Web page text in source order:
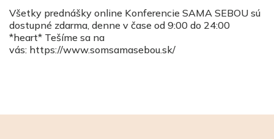
Všetky prednášky online Konferencie SAMA SEBOU sú
dostupné zdarma, denne v čase od 9:00 do 24:00
*heart* Tešíme sa na
vás: https://www.somsamasebou.sk/